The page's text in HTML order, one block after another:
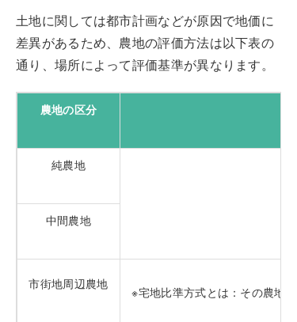
土地に関しては都市計画などが原因で地価に
差異があるため、農地の評価方法は以下表の
通り、場所によって評価基準が異なります。
農地の区分
純農地
中間農地
市街地周辺農地
※宅地比準方式とは：その農地